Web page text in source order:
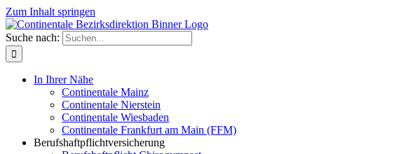
Zum Inhalt springen
Suche nach:
In Ihrer Nähe
Continentale Mainz
Continentale Nierstein
Continentale Wiesbaden
Continentale Frankfurt am Main (FFM)
Berufshaftpflichtversicherung